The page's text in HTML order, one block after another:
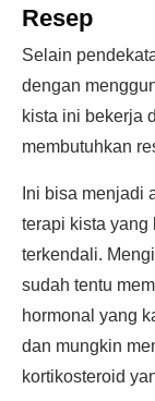
Resep
Selain
dengan
kista ini bekerja
membutuhkan
Ini bisa menjadi
terapi kista yang
terkendali.
sudah tentu
hormonal yang
dan mungkin
kortikosteroid